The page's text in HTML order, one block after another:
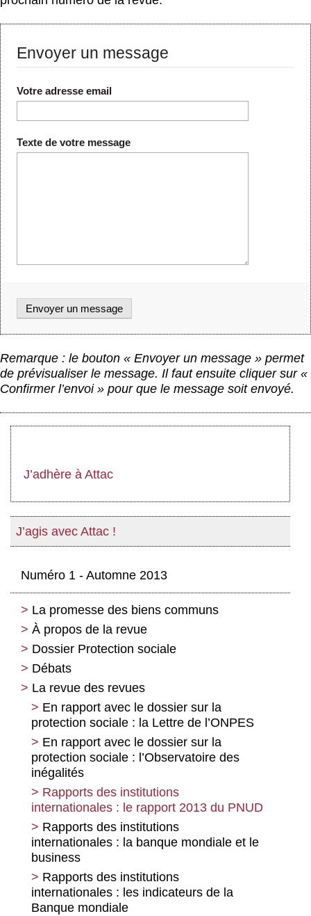
Envoyer un message
Votre adresse email
Texte de votre message
Remarque : le bouton « Envoyer un message » permet
de prévisualiser le message. Il faut ensuite cliquer sur «
Confirmer l’envoi » pour que le message soit envoyé.
J’adhère à Attac
J’agis avec Attac !
Numéro 1 - Automne 2013
La promesse des biens communs
À propos de la revue
Dossier Protection sociale
L’état de la protection sociale en France
et dans l’Union européenne. Vers la mise à
mort de l’État-providence ?
Pour reprendre l’offensive : penser la
révolution de l’État social
Trois modèles de protection sociale en
Europe de 1995 à 2010
Les différentes facettes de la
privatisation rampante du système de
Pour un financement de la santé à la
hauteur des besoins
Femmes et retraites : un besoin de
rupture
Du RMI et de l’API au RSA, les écueils
Débats
Réflexions sur « Le capital au XXI
siècle » de Thomas Piketty
Éléments de réponses à François
Chesnais
« La richesse, la valeur et l’inestimable »
de Jean-Marie Harribey
Éléments de réponse à Éric Toussaint
La revue des revues
En rapport avec le dossier sur la
protection sociale : la Lettre de l’ONPES
En rapport avec le dossier sur la
protection sociale : l’Observatoire des
inégalités
Rapports des institutions
internationales : le rapport 2013 du PNUD
Rapports des institutions
internationales : la banque mondiale et le
business
Rapports des institutions
internationales : les indicateurs de la
Banque mondiale